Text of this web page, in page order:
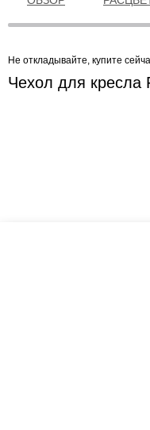
Не откладывайте, купите
Чехол для кресла